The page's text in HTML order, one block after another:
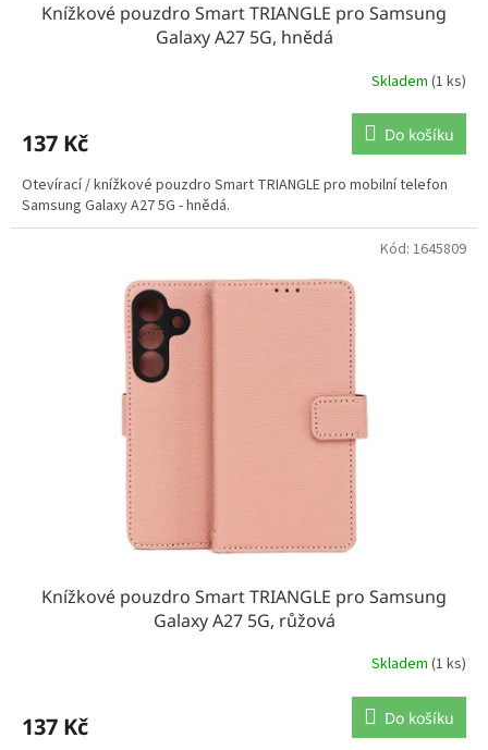
Knížkové pouzdro Smart TRIANGLE pro Samsung
Galaxy A27 5G, hnědá
Skladem (1 ks)
137 Kč Do košíku
Otevírací / knížkové pouzdro Smart TRIANGLE pro mobilní telefon
Samsung Galaxy A27 5G - hnědá.
Knížkové pouzdro Smart TRIANGLE pro Samsung
Galaxy A27 5G, růžová
Skladem (1 ks)
137 Kč Do košíku
Kód: 1645809